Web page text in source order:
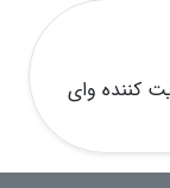
کننده وای